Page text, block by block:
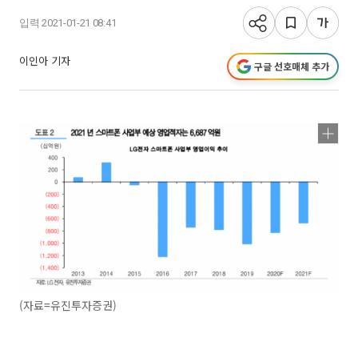
입력 2021-01-21 08:41
이인아 기자 구글 선호매체 추가
(자료=유진투자증권)